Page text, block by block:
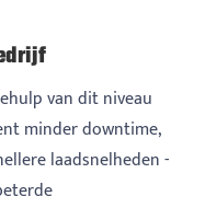
van dit niveau
minder downtime,
laadsnelheden -